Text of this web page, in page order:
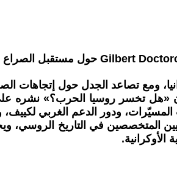
ومع تصاعد الجدل حول إتجاهات
ودور الدعم الغربي
المتخصصين في التاريخ الروسي،
الأوكرانية.